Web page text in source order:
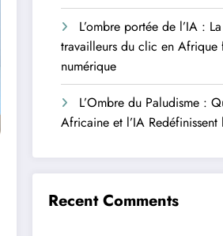
L’ombre portée de l’IA :
travailleurs du clic en
numérique
L’Ombre du Paludisme :
Africaine et l’IA Redéfinissent
Recent Comments